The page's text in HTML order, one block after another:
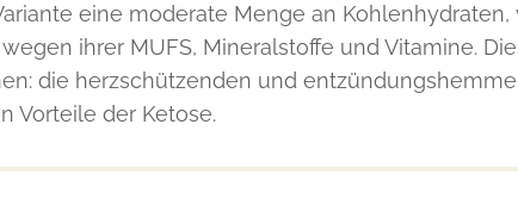
eine moderate Menge an
ihrer MUFS, Mineralstoffe und Vitamine.
die herzschützenden und
Vorteile der Ketose.